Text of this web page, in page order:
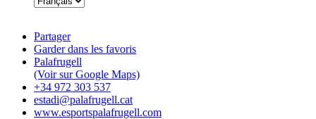
Partager
Garder dans les favoris
Palafrugell
(Voir sur Google Maps)
+34 972 303 537
estadi@palafrugell.cat
www.esportspalafrugell.com